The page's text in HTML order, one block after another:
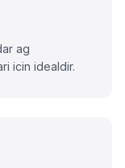
ag
icin idealdir.